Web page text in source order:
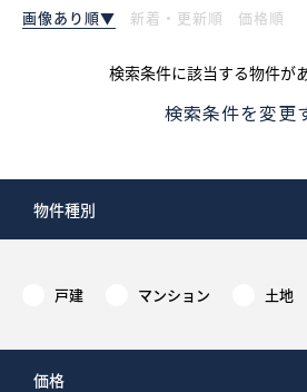
採用情報
サイトマップ
お気に入り物件
画像あり順▼
新着・更新順 価格順
検索条件に該当する物件が
検索条件を変更
物件種別
戸建 マンション 土地
価格